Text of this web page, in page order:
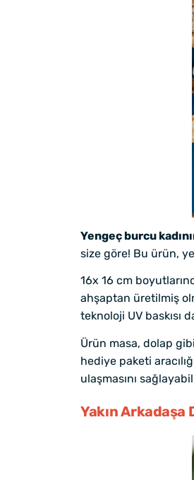
Yengeç burcu
size göre! Bu ürün,
16x 16 cm
ahşaptan üretilmiş
teknoloji UV baskısı
Ürün masa, dolap
hediye paketi
ulaşmasını
Yakın Arkadaşa